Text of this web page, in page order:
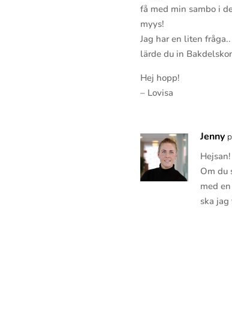
få med min sambo i
myys!
Jag har en liten
lärde du in
Hej hopp!
– Lovisa
Jenny
Hejsan!
Om du
med
ska